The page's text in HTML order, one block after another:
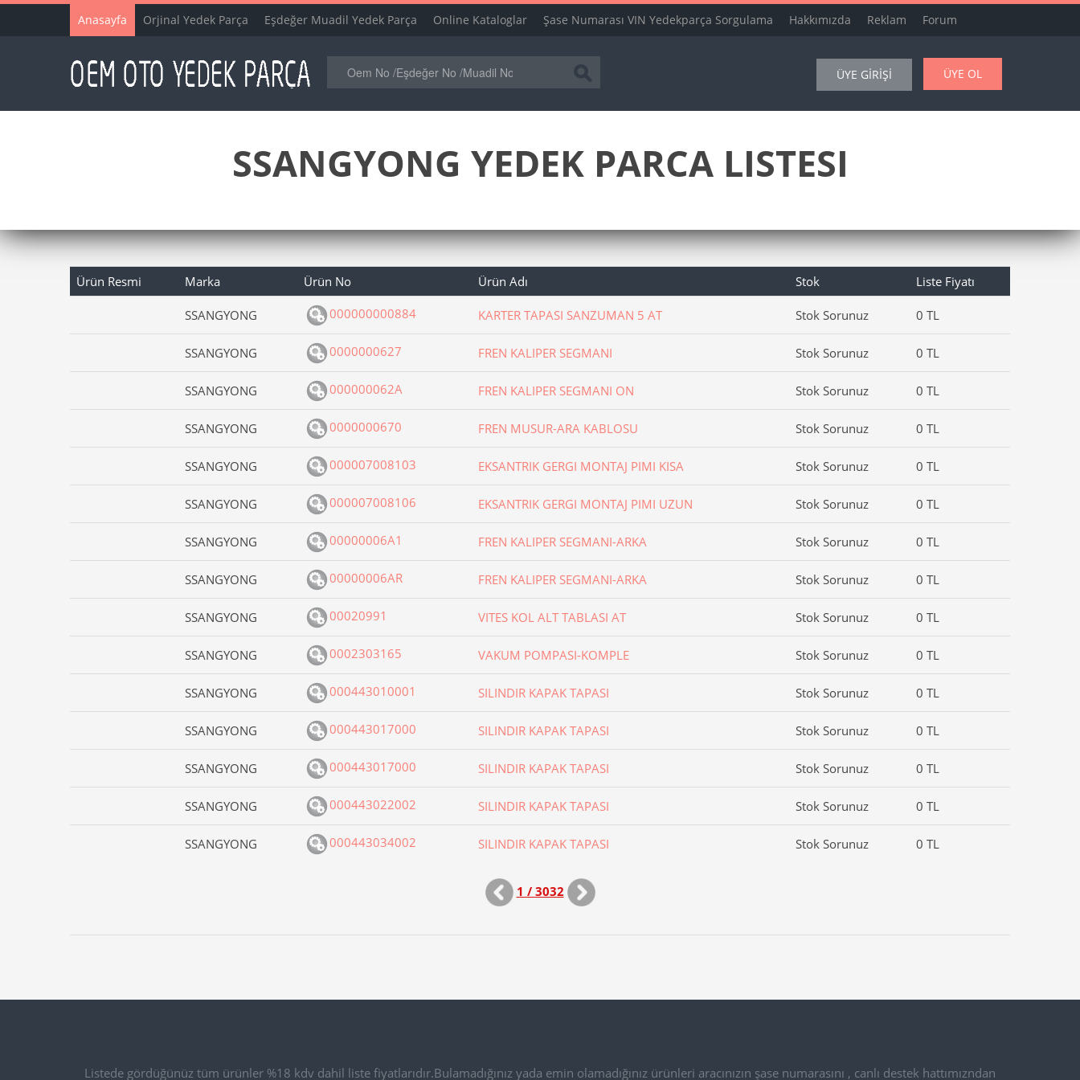
Anasayfa Orjinal Yedek Parça Eşdeğer Muadil Yedek Parça Online Kataloglar Şase Numarası VIN Yedekparça Sorgulama Hakkımızda Reklam Forum
ÜYE GİRİŞİ ÜYE OL
SSANGYONG YEDEK PARCA LISTESI
Ürün Resmi Marka Ürün No Ürün Adı Stok Liste Fiyatı
SSANGYONG 000000000884 KARTER TAPASI SANZUMAN 5 AT Stok Sorunuz 0 TL
SSANGYONG 0000000627 FREN KALIPER SEGMANI Stok Sorunuz 0 TL
SSANGYONG 000000062A FREN KALIPER SEGMANI ON Stok Sorunuz 0 TL
SSANGYONG 0000000670 FREN MUSUR-ARA KABLOSU Stok Sorunuz 0 TL
SSANGYONG 000007008103 EKSANTRIK GERGI MONTAJ PIMI KISA Stok Sorunuz 0 TL
SSANGYONG 000007008106 EKSANTRIK GERGI MONTAJ PIMI UZUN Stok Sorunuz 0 TL
SSANGYONG 00000006A1 FREN KALIPER SEGMANI-ARKA Stok Sorunuz 0 TL
SSANGYONG 00000006AR FREN KALIPER SEGMANI-ARKA Stok Sorunuz 0 TL
SSANGYONG 00020991 VITES KOL ALT TABLASI AT Stok Sorunuz 0 TL
SSANGYONG 0002303165 VAKUM POMPASI-KOMPLE Stok Sorunuz 0 TL
SSANGYONG 000443010001 SILINDIR KAPAK TAPASI Stok Sorunuz 0 TL
SSANGYONG 000443017000 SILINDIR KAPAK TAPASI Stok Sorunuz 0 TL
SSANGYONG 000443017000 SILINDIR KAPAK TAPASI Stok Sorunuz 0 TL
SSANGYONG 000443022002 SILINDIR KAPAK TAPASI Stok Sorunuz 0 TL
SSANGYONG 000443034002 SILINDIR KAPAK TAPASI Stok Sorunuz 0 TL
1 / 3032
Listede gördüğünüz tüm ürünler %18 kdv dahil liste fiyatlarıdır.Bulamadığınız yada emin olamadığınız ürünleri aracınızın şase numarasını , canlı destek hattımızndan